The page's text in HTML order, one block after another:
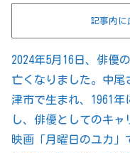
記事内に
2024年5月16日、俳優
亡くなりました。中尾
津市で生まれ、1961
し、俳優としてのキャ
映画「月曜日のユカ」